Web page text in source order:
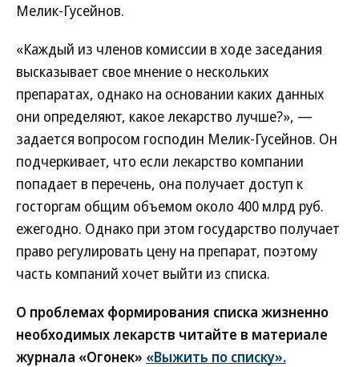
Мелик-Гусейнов.
«Каждый из членов комиссии в ходе заседания
высказывает свое мнение о нескольких
препаратах, однако на основании каких данных
они определяют, какое лекарство лучше?», —
задается вопросом господин Мелик-Гусейнов. Он
подчеркивает, что если лекарство компании
попадает в перечень, она получает доступ к
госторгам общим объемом около 400 млрд руб.
ежегодно. Однако при этом государство получает
право регулировать цену на препарат, поэтому
часть компаний хочет выйти из списка.
О проблемах формирования списка жизненно
необходимых лекарств читайте в материале
журнала «Огонек» «Выжить по списку».